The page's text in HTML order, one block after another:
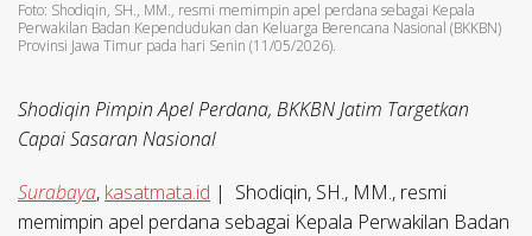
Foto: Shodiqin, SH., MM., resmi memimpin apel perdana sebagai Kepala
Perwakilan Badan Kependudukan dan Keluarga Berencana Nasional (BKKBN)
Provinsi Jawa Timur pada hari Senin (11/05/2026).
Shodiqin Pimpin Apel Perdana, BKKBN Jatim Targetkan
Capai Sasaran Nasional
Surabaya, kasatmata.id | Shodiqin, SH., MM., resmi
memimpin apel perdana sebagai Kepala Perwakilan Badan